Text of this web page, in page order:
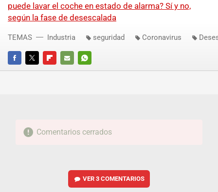
puede lavar el coche en estado de alarma? Sí y no,
según la fase de desescalada
FACEBOOKTWITTERFLIPBOARD
E-
WHATSAPP
TEMAS Industria seguridad Coronavirus
Comentarios cerrados
VER3 COMENTARIOS